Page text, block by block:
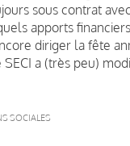
sous contrat
apports financiers
diriger la fête
a (très peu)
SOCIALES